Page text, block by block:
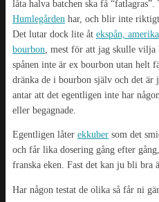
låta halva batchen ska få
Humlegården har, och blir inte
Det lutar dock lite åt ekspån,
bourbon , mest för att jag skulle
spånen inte är ex bourbon utan helt
dränka de i bourbon själv och det är
antar att det egentligen inte har
eller begagnade.
Egentligen låter ekkuber som det
och får lika dosering gång efter
franska eken. Fast det kan ju bli bra
Har någon testat de olika så får ni